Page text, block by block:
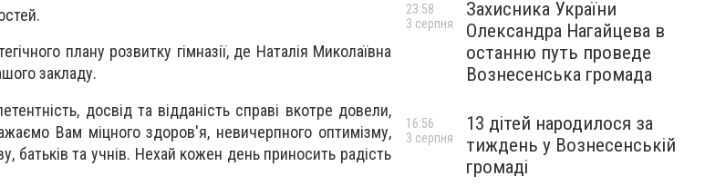
плану розвитку гімназії, де Наталія Миколаївна
закладу.
досвід та відданість справі вкотре довели,
Вам міцного здоров'я, невичерпного оптимізму,
батьків та учнів. Нехай кожен день приносить радість
Захисника України
Олександра Нагайцева в
останню путь проведе
Вознесенська громада
23:58
3 серпня
13 дітей народилося за
тиждень у Вознесенській
громаді
16:56
3 серпня